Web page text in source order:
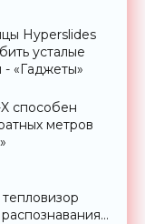
Hyperslides
усталые
- «Гаджеты»
способен
метров